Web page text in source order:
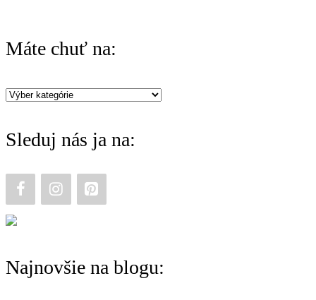
c
f
o
:
Máte chuť na:
Máte
na:
Sleduj nás ja na:
Najnovšie na blogu: